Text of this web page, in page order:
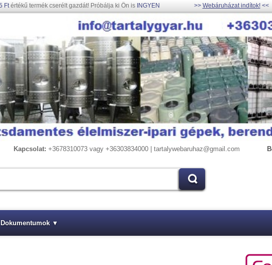
Ftértékű termék cserélt gazdát! Próbálja ki Ön is INGYEN >> Webáruházat indítok!<<
Kapcsolat: +3678310073 vagy +36303834000 | tartalywebaruhaz@gmail.com
Dokumentumok ▾